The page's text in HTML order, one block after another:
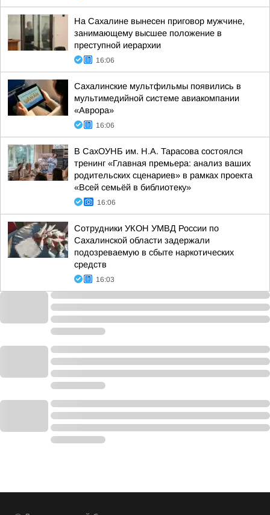
На Сахалине вынесен приговор мужчине,
занимающему высшее положение в
преступной иерархии
16:06
Сахалинские мультфильмы появились в
мультимедийной системе авиакомпании
«Аврора»
16:06
В СахОУНБ им. Н.А. Тарасова состоялся
тренинг «Главная премьера: анализ ваших
родительских сценариев» в рамках проекта
«Всей семьёй в библиотеку»
16:06
Сотрудники УКОН УМВД России по
Сахалинской области задержали
подозреваемую в сбыте наркотических
средств
16:03